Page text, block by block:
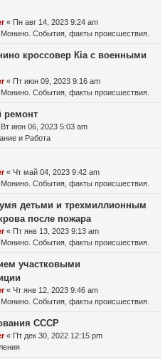
« Пн авг 14, 2023 9:24 am
События, факты происшествия.
кроссовер Кia с военными
« Пт июн 09, 2023 9:16 am
События, факты происшествия.
ремонт
Вт июн 06, 2023 5:03 am
и Работа
« Чт май 04, 2023 9:42 am
События, факты происшествия.
детьми и трехмиллионным
после пожара
« Пт янв 13, 2023 9:13 am
События, факты происшествия.
участковыми
« Чт янв 12, 2023 9:46 am
События, факты происшествия.
СССР
« Пт дек 30, 2022 12:15 pm